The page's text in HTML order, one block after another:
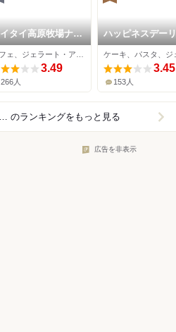
タイ高原牧場ナイ
テラス
3.49
266人
ハッピネスデー
3.45
153人
然別湖・糠平湖・足寄周辺×レストラン のランキングをもっと見る
広告を非表示